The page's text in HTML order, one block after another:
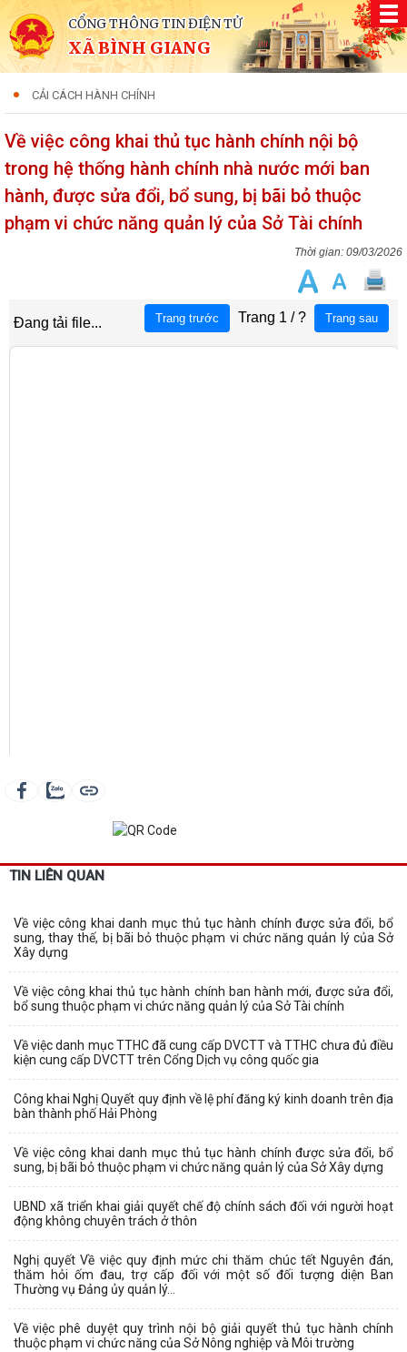
CỔNG THÔNG TIN ĐIỆN TỬ
XÃ BÌNH GIANG
CẢI CÁCH HÀNH CHÍNH
Về việc công khai thủ tục hành chính nội bộ
trong hệ thống hành chính nhà nước mới ban
hành, được sửa đổi, bổ sung, bị bãi bỏ thuộc
phạm vi chức năng quản lý của Sở Tài chính
09/03/2026
TIN LIÊN QUAN
Về việc công khai danh mục thủ tục hành chính được sửa đổi, bổ
sung, thay thế, bị bãi bỏ thuộc phạm vi chức năng quản lý của Sở
Xây dựng
Về việc công khai thủ tục hành chính ban hành mới, được sửa đổi,
bổ sung thuộc phạm vi chức năng quản lý của Sở Tài chính
Về việc danh mục TTHC đã cung cấp DVCTT và TTHC chưa đủ điều
kiện cung cấp DVCTT trên Cổng Dịch vụ công quốc gia
Công khai Nghị Quyết quy định về lệ phí đăng ký kinh doanh trên địa
bàn thành phố Hải Phòng
Về việc công khai danh mục thủ tục hành chính được sửa đổi, bổ
sung, bị bãi bỏ thuộc phạm vi chức năng quản lý của Sở Xây dựng
UBND xã triển khai giải quyết chế độ chính sách đối với người hoạt
động không chuyên trách ở thôn
Nghị quyết Về việc quy định mức chi thăm chúc tết Nguyên đán,
thăm hỏi ốm đau, trợ cấp đối với một số đối tượng diện Ban
Thường vụ Đảng ủy quản lý...
Về việc phê duyệt quy trình nội bộ giải quyết thủ tục hành chính
thuộc phạm vi chức năng của Sở Nông nghiệp và Môi trường